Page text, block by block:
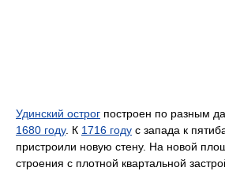
Удинский острог построен по разным
1680 году. К 1716 году с запада к
пристроили новую стену. На новой
строения с плотной квартальной